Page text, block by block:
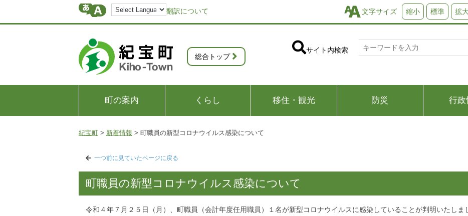
翻訳について 文字サイズ 縮小 標準 拡
総合トップ
サイト内検索
町の案内 くらし 移住・観光 防災 行政
紀宝町 > 新着情報 > 町職員の新型コロナウイルス感染について
一つ前に見ていたページに戻る
町職員の新型コロナウイルス感染について
令和４年７月２５日（月）、町職員（会計年度任用職員）１名が新型コロナウイルスに感染していることが判明いたしま